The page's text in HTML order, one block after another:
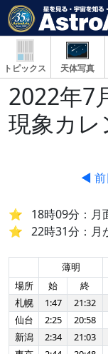
トピックス 天体写真
2022年7
現象カレ
◀ 前
18時09分：月
22時31分：月
薄明
場所
始 終
札幌
1:47 21:32
仙台
2:25 20:58
新潟
2:34 21:03